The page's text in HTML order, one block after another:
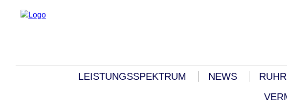
LEISTUNGSSPEKTRUM NEWS